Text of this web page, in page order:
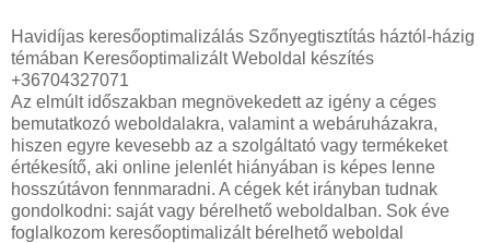
Havidíjas keresőoptimalizálás Szőnyegtisztítás háztól-házig
témában Keresőoptimalizált Weboldal készítés
+36704327071
Az elmúlt időszakban megnövekedett az igény a céges
bemutatkozó weboldalakra, valamint a webáruházakra,
hiszen egyre kevesebb az a szolgáltató vagy termékeket
értékesítő, aki online jelenlét hiányában is képes lenne
hosszútávon fennmaradni. A cégek két irányban tudnak
gondolkodni: saját vagy bérelhető weboldalban. Sok éve
foglalkozom keresőoptimalizált bérelhető weboldal